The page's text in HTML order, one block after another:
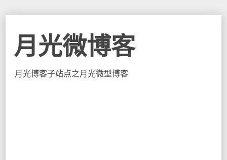
月光微博客
月光博客子站点之月光微型博客